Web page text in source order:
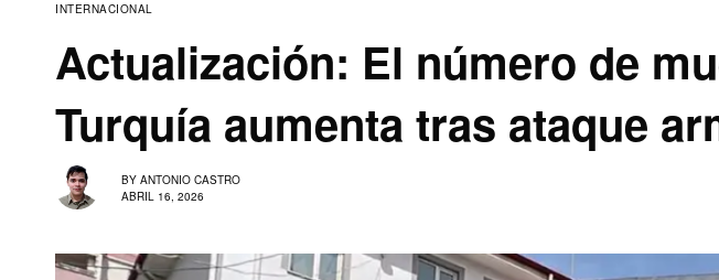
INTERNACIONAL
Actualización: El número de
Turquía aumenta tras ataque
BY ANTONIO CASTRO
ABRIL 16, 2026